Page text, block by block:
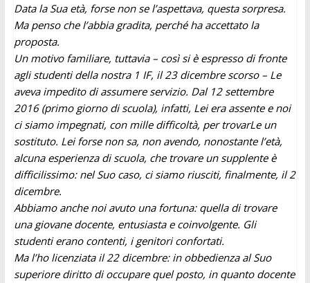
Data la Sua età, forse non se l’aspettava, questa sorpresa.
Ma penso che l’abbia gradita, perché ha accettato la
proposta.
Un motivo familiare, tuttavia – così si è espresso di fronte
agli studenti della nostra 1 IF, il 23 dicembre scorso – Le
aveva impedito di assumere servizio. Dal 12 settembre
2016 (primo giorno di scuola), infatti, Lei era assente e noi
ci siamo impegnati, con mille difficoltà, per trovarLe un
sostituto. Lei forse non sa, non avendo, nonostante l’età,
alcuna esperienza di scuola, che trovare un supplente è
difficilissimo: nel Suo caso, ci siamo riusciti, finalmente, il 2
dicembre.
Abbiamo anche noi avuto una fortuna: quella di trovare
una giovane docente, entusiasta e coinvolgente. Gli
studenti erano contenti, i genitori confortati.
Ma l’ho licenziata il 22 dicembre: in obbedienza al Suo
superiore diritto di occupare quel posto, in quanto docente